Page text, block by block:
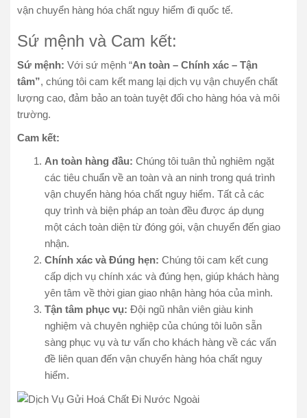
vận chuyển hàng hóa chất nguy hiểm đi quốc tế.
Sứ mệnh và Cam kết:
Sứ mệnh: Với sứ mệnh “An toàn – Chính xác – Tận
tâm”, chúng tôi cam kết mang lại dịch vụ vận chuyển chất
lượng cao, đảm bảo an toàn tuyệt đối cho hàng hóa và môi
trường.
Cam kết:
An toàn hàng đầu: Chúng tôi tuân thủ nghiêm ngặt
các tiêu chuẩn về an toàn và an ninh trong quá trình
vận chuyển hàng hóa chất nguy hiểm. Tất cả các
quy trình và biện pháp an toàn đều được áp dụng
một cách toàn diện từ đóng gói, vận chuyển đến giao
nhận.
Chính xác và Đúng hẹn: Chúng tôi cam kết cung
cấp dịch vụ chính xác và đúng hẹn, giúp khách hàng
yên tâm về thời gian giao nhận hàng hóa của mình.
Tận tâm phục vụ: Đội ngũ nhân viên giàu kinh
nghiệm và chuyên nghiệp của chúng tôi luôn sẵn
sàng phục vụ và tư vấn cho khách hàng về các vấn
đề liên quan đến vận chuyển hàng hóa chất nguy
hiểm.